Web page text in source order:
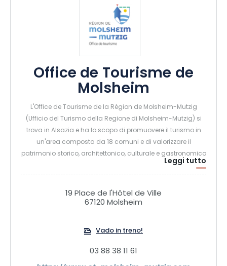
Office de Tourisme de
Molsheim
L'Office de Tourisme de la Région de Molsheim-Mutzig
(Ufficio del Turismo della Regione di Molsheim-Mutzig) si
trova in Alsazia e ha lo scopo di promuovere il turismo in
un'area composta da 18 comuni e di valorizzare il
patrimonio storico, architettonico, culturale e gastronomico
Leggi tutto
19 Place de l'Hôtel de Ville
67120 Molsheim
Vado in treno!
03 88 38 11 61